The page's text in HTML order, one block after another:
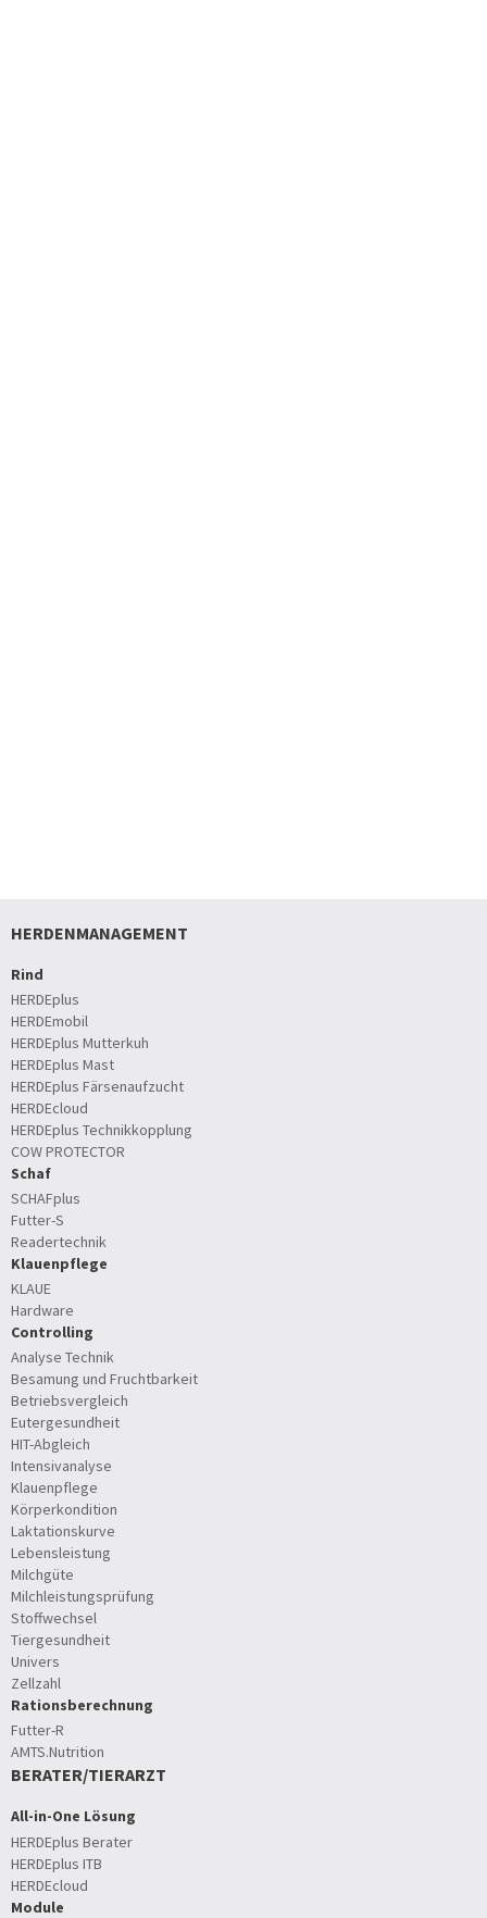
HERDENMANAGEMENT
Rind
HERDEplus
HERDEmobil
HERDEplus Mutterkuh
HERDEplus Mast
HERDEplus Färsenaufzucht
HERDEcloud
HERDEplus Technikkopplung
COW PROTECTOR
Schaf
SCHAFplus
Futter-S
Readertechnik
Klauenpflege
KLAUE
Hardware
Controlling
Analyse Technik
Besamung und Fruchtbarkeit
Betriebsvergleich
Eutergesundheit
HIT-Abgleich
Intensivanalyse
Klauenpflege
Körperkondition
Laktationskurve
Lebensleistung
Milchgüte
Milchleistungsprüfung
Stoffwechsel
Tiergesundheit
Univers
Zellzahl
Rationsberechnung
Futter-R
AMTS.Nutrition
BERATER/TIERARZT
All-in-One Lösung
HERDEplus Berater
HERDEplus ITB
HERDEcloud
Module